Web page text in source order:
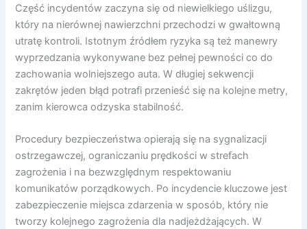
Część incydentów zaczyna się od niewielkiego uślizgu,
który na nierównej nawierzchni przechodzi w gwałtowną
utratę kontroli. Istotnym źródłem ryzyka są też manewry
wyprzedzania wykonywane bez pełnej pewności co do
zachowania wolniejszego auta. W długiej sekwencji
zakrętów jeden błąd potrafi przenieść się na kolejne metry,
zanim kierowca odzyska stabilność.
Procedury bezpieczeństwa opierają się na sygnalizacji
ostrzegawczej, ograniczaniu prędkości w strefach
zagrożenia i na bezwzględnym respektowaniu
komunikatów porządkowych. Po incydencie kluczowe jest
zabezpieczenie miejsca zdarzenia w sposób, który nie
tworzy kolejnego zagrożenia dla nadjeżdżających. W